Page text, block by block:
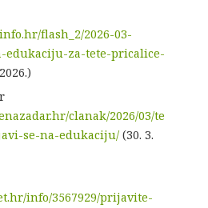
flash_2/2026-03-
edukaciju-za-tete-pricalice-
clanak/2026/03/te
se-na-edukaciju/(30. 3.
info/3567929/prijavite-